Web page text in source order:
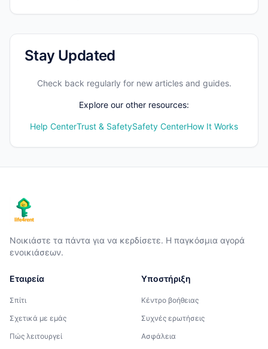
Stay Updated
Check back regularly for new articles and guides.
Explore our other resources:
Help CenterTrust & SafetySafety CenterHow It Works
Νοικιάστε τα πάντα για να κερδίσετε. Η παγκόσμια αγορά
ενοικιάσεων.
Εταιρεία
Σπίτι
Σχετικά με εμάς
Πώς λειτουργεί
Υποστήριξη
Κέντρο βοήθειας
Συχνές ερωτήσεις
Ασφάλεια